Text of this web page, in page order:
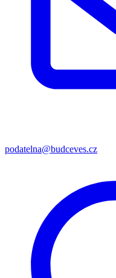
podatelna@budceves.cz